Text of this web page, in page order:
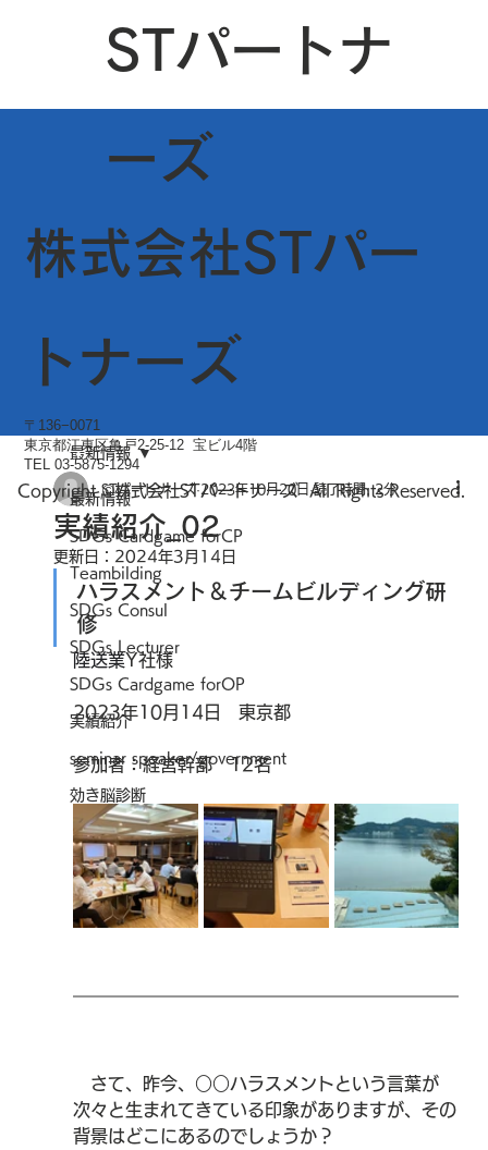
STパートナ
ーズ
最新情報
SDGs Cardgame forCP
Teambilding
SDGs Consul
SDGs Lecturer
SDGs Cardgame forOP
実績紹介
seminar speaker/government
効き脳診断
最新情報
実績紹介_02
STパートナーズ 2023年10月20日 読了時間: 2分
更新日： 2024年3月14日
ハラスメント＆チームビルディング研
修
陸送業Y社様
2023年10月14日　東京都
​参加者：経営幹部　12名
さて、昨今、○○ハラスメントという言葉が
次々と生まれてきている印象がありますが、その
背景はどこにあるのでしょうか？
株式会社STパー
トナーズ
Copyright ©株式会社STパートナーズ All Rights Reserved.
〒136−0071
東京都江東区亀戸2-25-12 宝ビル4階
TEL 03-5875-1294